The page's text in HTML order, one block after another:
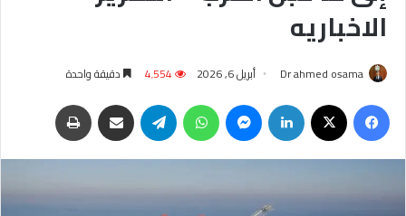
الاخباريه
Dr ahmed osama أبريل 6, 2026 4٬554 دقيقة واحدة